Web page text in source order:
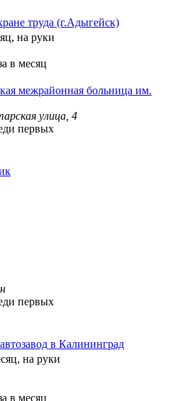
труда (г.Адыгейск)
на руки
в месяц
межрайонная больница им.
улица, 4
первых
первых
в Калининград
на руки
в месяц